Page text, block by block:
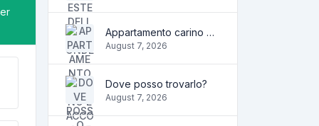
Appartamento carino e accogliente
August 7, 2026
Dove posso trovarlo?
August 7, 2026